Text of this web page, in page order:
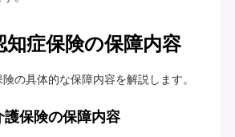
知症保険の保障内容
の具体的な保障内容を解説します。
護保険の保障内容